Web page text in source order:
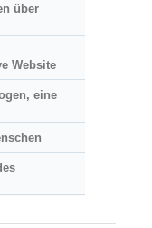
über
Website
eine